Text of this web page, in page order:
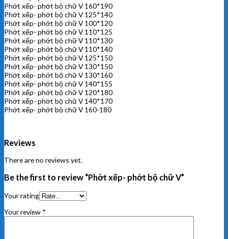
Phớt xếp- phớt bộ chữ V 160*190
Phớt xếp- phớt bộ chữ V 125*140
Phớt xếp- phớt bộ chữ V 100*120
Phớt xếp- phớt bộ chữ V 110*125
Phớt xếp- phớt bộ chữ V 110*130
Phớt xếp- phớt bộ chữ V 110*140
Phớt xếp- phớt bộ chữ V 125*150
Phớt xếp- phớt bộ chữ V 130*150
Phớt xếp- phớt bộ chữ V 130*160
Phớt xếp- phớt bộ chữ V 140*155
Phớt xếp- phớt bộ chữ V 120*180
Phớt xếp- phớt bộ chữ V 140*170
Phớt xếp- phớt bộ chữ V 160-180
Reviews
There are no reviews yet.
Be the first to review “Phớt xếp- phớt bộ chữ V”
Your rating
Your review *